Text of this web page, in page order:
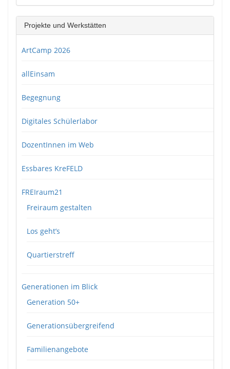
Projekte und Werkstätten
ArtCamp 2026
allEinsam
Begegnung
Digitales Schülerlabor
DozentInnen im Web
Essbares KreFELD
FREIraum21
Freiraum gestalten
Los geht’s
Quartierstreff
Generationen im Blick
Generation 50+
Generationsübergreifend
Familienangebote